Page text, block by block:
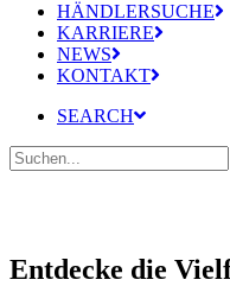
HÄNDLERSUCHE
KARRIERE
NEWS
KONTAKT
SEARCH
Entdecke die